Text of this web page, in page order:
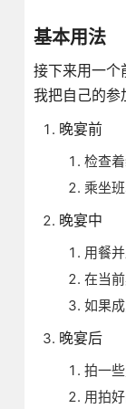
基本用法
接下来用一个
我把自己的参
晚宴前
检查
乘坐
晚宴中
用餐
在当
如果
晚宴后
拍一
用拍